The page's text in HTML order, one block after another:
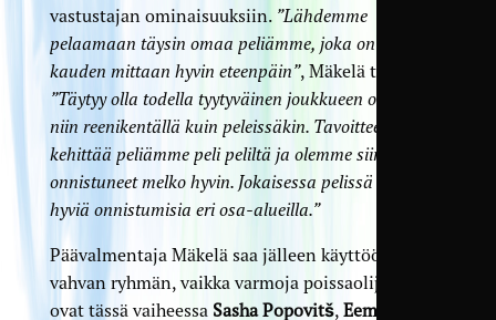
vastustajan ominaisuuksiin. ”Lähdemme
pelaamaan täysin omaa peliämme, joka on mennyt
kauden mittaan hyvin eteenpäin”, Mäkelä toteaa.
”Täytyy olla todella tyytyväinen joukkueen otteisiin
niin reenikentällä kuin peleissäkin. Tavoitteemme on
kehittää peliämme peli peliltä ja olemme siinä
onnistuneet melko hyvin. Jokaisessa pelissä tulee
hyviä onnistumisia eri osa-alueilla.”
Päävalmentaja Mäkelä saa jälleen käyttöönsä
vahvan ryhmän, vaikka varmoja poissaolijoita
ovat tässä vaiheessa Sasha Popovitš, Eemeli